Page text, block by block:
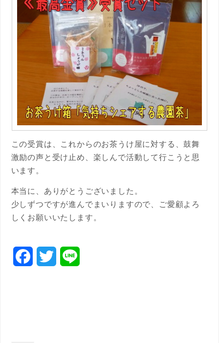
この受賞は、これからのお茶うけ屋に対する、鼓舞
激励の声と受け止め、楽しんで活動して行こうと思
います。
本当に、ありがとうございました。
少しずつですが進んでまいりますので、ご愛顧よろ
しくお願いいたします。